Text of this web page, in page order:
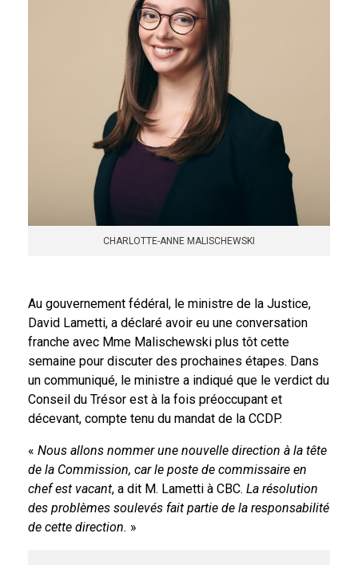
CHARLOTTE-ANNE MALISCHEWSKI
Au gouvernement fédéral, le ministre de la Justice,
David Lametti, a déclaré avoir eu une conversation
franche avec Mme Malischewski plus tôt cette
semaine pour discuter des prochaines étapes. Dans
un communiqué, le ministre a indiqué que le verdict du
Conseil du Trésor est à la fois préoccupant et
décevant, compte tenu du mandat de la CCDP.
« Nous allons nommer une nouvelle direction à la tête
de la Commission, car le poste de commissaire en
chef est vacant, a dit M. Lametti à CBC. La résolution
des problèmes soulevés fait partie de la responsabilité
de cette direction. »